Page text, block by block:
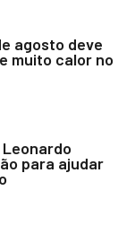
agosto deve
muito calor no
para ajudar